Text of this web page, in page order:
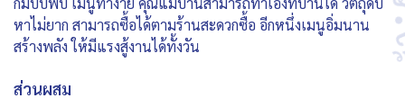
หาไม่ยาก สามารถซื้อได้ตามร้านสะดวกซื้อ อีกหนึ่งเมนูอิ่มนาน
สร้างพลัง ให้มีแรงสู้งานได้ทั้งวัน
ส่วนผสม